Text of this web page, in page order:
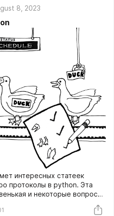
8, 2023
интересных статеек
протоколы в python. Эта
и некоторые вопросы
но спасибо ей,